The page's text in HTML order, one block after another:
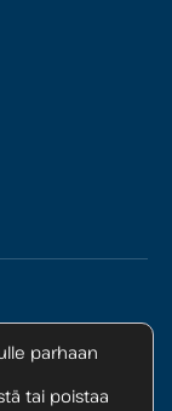
parhaan
tai poistaa